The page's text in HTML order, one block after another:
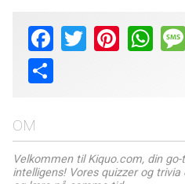
Facebook
Twitter Pinterest
Share
OM
Velkommen til Kiquo.com, din
intelligens! Vores quizzer og